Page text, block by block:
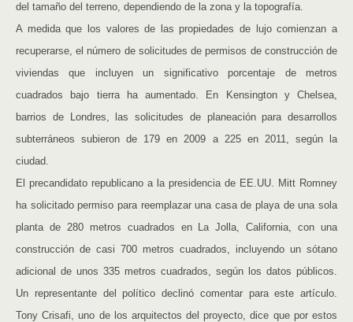
del tamaño del terreno, dependiendo de la zona y la topografía.
A medida que los valores de las propiedades de lujo comienzan a
recuperarse, el número de solicitudes de permisos de construcción de
viviendas que incluyen un significativo porcentaje de metros
cuadrados bajo tierra ha aumentado. En Kensington y Chelsea,
barrios de Londres, las solicitudes de planeación para desarrollos
subterráneos subieron de 179 en 2009 a 225 en 2011, según la
ciudad.
El precandidato republicano a la presidencia de EE.UU. Mitt Romney
ha solicitado permiso para reemplazar una casa de playa de una sola
planta de 280 metros cuadrados en La Jolla, California, con una
construcción de casi 700 metros cuadrados, incluyendo un sótano
adicional de unos 335 metros cuadrados, según los datos públicos.
Un representante del político declinó comentar para este artículo.
Tony Crisafi, uno de los arquitectos del proyecto, dice que por estos